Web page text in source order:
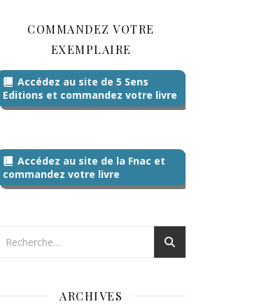
COMMANDEZ VOTRE
EXEMPLAIRE
Accédez au site de 5 Sens
Editions et commandez votre livre
Accédez au site de la Fnac et
commandez votre livre
ARCHIVES